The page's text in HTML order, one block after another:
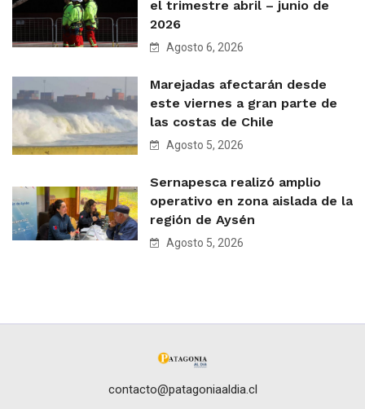
el trimestre abril – junio de
2026
Agosto 6, 2026
Marejadas afectarán desde
este viernes a gran parte de
las costas de Chile
Agosto 5, 2026
Sernapesca realizó amplio
operativo en zona aislada de la
región de Aysén
Agosto 5, 2026
contacto@patagoniaaldia.cl